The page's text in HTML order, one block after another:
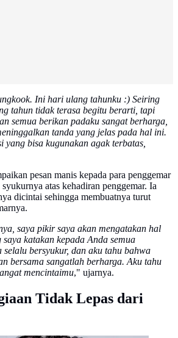
Ini hari ulang tahunku :) Seiring
tahun tidak terasa begitu berarti, tapi
semua berikan padaku sangat berharga,
tanda yang jelas pada hal ini.
yang bisa kugunakan agak terbatas,
pesan manis kepada para penggemar
atas kehadiran penggemar. Ia
dicintai sehingga membuatnya turut
saya pikir saya akan mengatakan hal
katakan kepada Anda semua
selalu bersyukur, dan aku tahu bahwa
bersama sangatlah berharga. Aku tahu
mencintaimu," ujarnya.
Tidak Lepas dari